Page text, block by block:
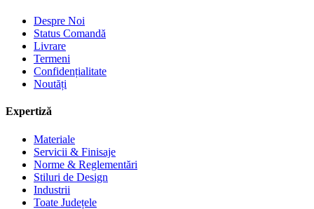
Despre Noi
Status Comandă
Livrare
Termeni
Confidențialitate
Noutăți
Expertiză
Materiale
Servicii & Finisaje
Norme & Reglementări
Stiluri de Design
Industrii
Toate Județele